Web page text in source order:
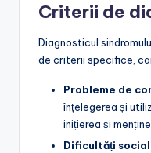
Criterii de
Diagnosticul
de criterii specifice,
Probleme de
înțelegerea și
inițierea și
Dificultăți